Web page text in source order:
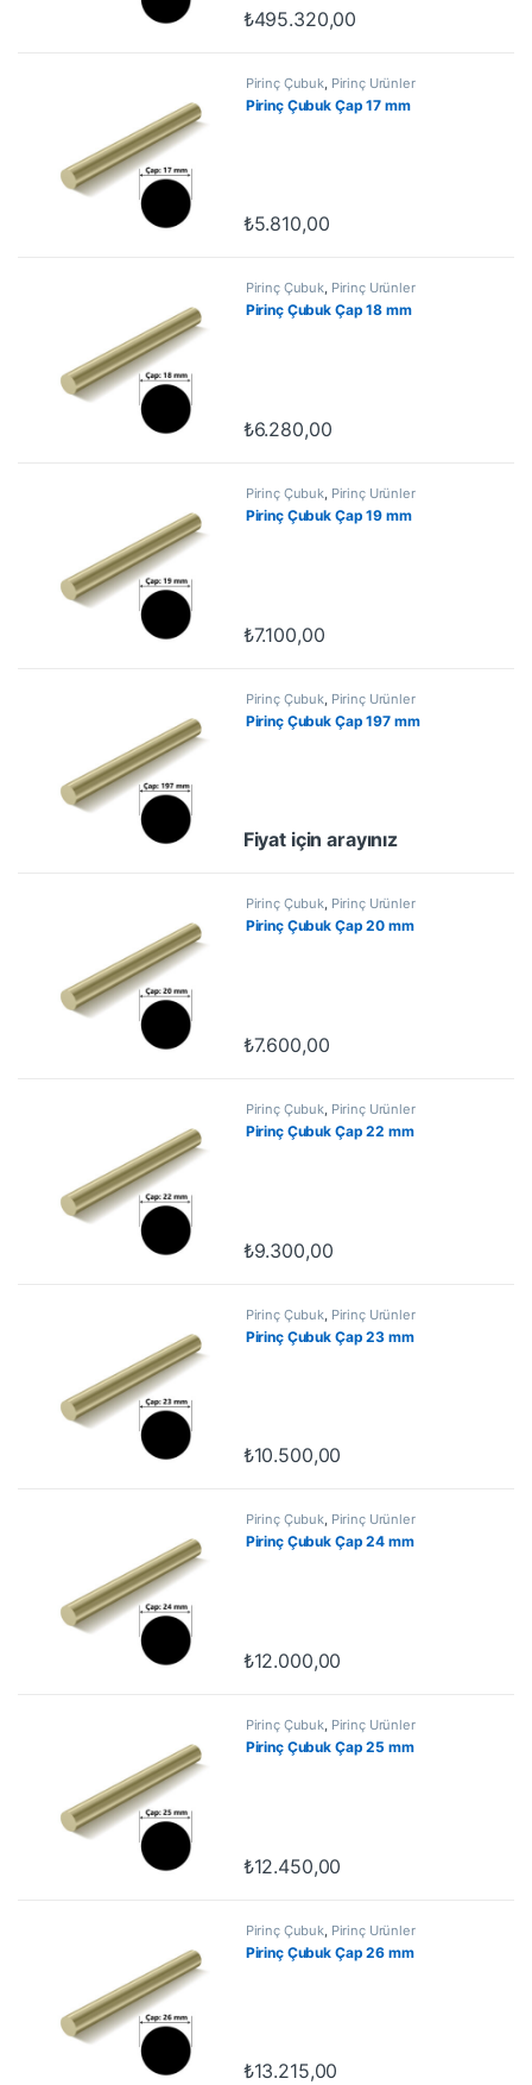
₺495.320,00
Pirinç Çubuk, Pirinç Ürünler
Pirinç Çubuk Çap 17 mm
₺5.810,00
Pirinç Çubuk, Pirinç Ürünler
Pirinç Çubuk Çap 18 mm
₺6.280,00
Pirinç Çubuk, Pirinç Ürünler
Pirinç Çubuk Çap 19 mm
₺7.100,00
Pirinç Çubuk, Pirinç Ürünler
Pirinç Çubuk Çap 197 mm
Fiyat için arayınız
Pirinç Çubuk, Pirinç Ürünler
Pirinç Çubuk Çap 20 mm
₺7.600,00
Pirinç Çubuk, Pirinç Ürünler
Pirinç Çubuk Çap 22 mm
₺9.300,00
Pirinç Çubuk, Pirinç Ürünler
Pirinç Çubuk Çap 23 mm
₺10.500,00
Pirinç Çubuk, Pirinç Ürünler
Pirinç Çubuk Çap 24 mm
₺12.000,00
Pirinç Çubuk, Pirinç Ürünler
Pirinç Çubuk Çap 25 mm
₺12.450,00
Pirinç Çubuk, Pirinç Ürünler
Pirinç Çubuk Çap 26 mm
₺13.215,00